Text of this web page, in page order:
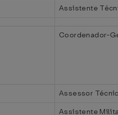
Assistente
Coordenador-
Assessor
Assistente